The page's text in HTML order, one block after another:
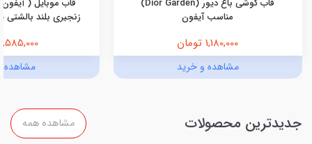
قاب گوشی باغ دیور (Dior Garden)
مناسب آیفون
1,180,000 تومان
مشاهده و خرید
قاب موبایل (
زنجیری بلند بالشتی
1,585,000 تومان
مشاهده
جدیدترین محصولات مشاهده همه